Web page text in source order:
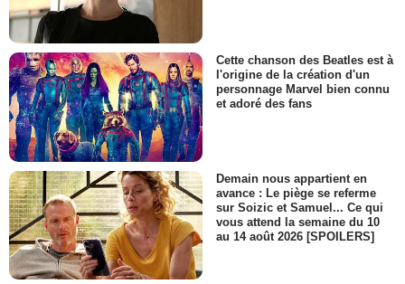
Cette chanson des Beatles est à
l'origine de la création d'un
personnage Marvel bien connu
et adoré des fans
Demain nous appartient en
avance : Le piège se referme
sur Soizic et Samuel... Ce qui
vous attend la semaine du 10
au 14 août 2026 [SPOILERS]